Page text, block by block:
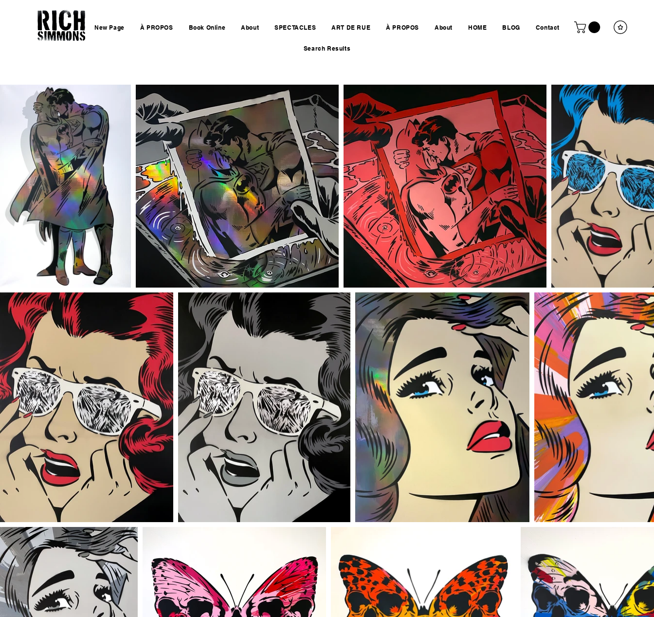
New Page À PROPOS Book Online About SPECTACLES ART DE RUE À PROPOS About HOME BLOG Contact
Search Results